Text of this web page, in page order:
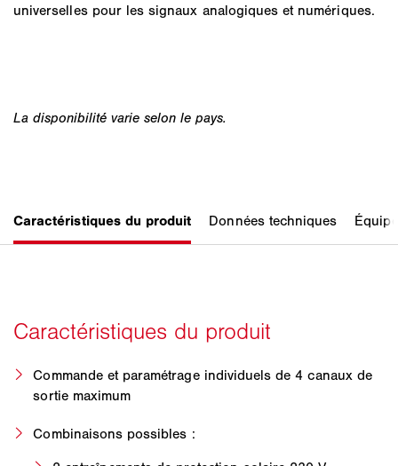
universelles pour les signaux analogiques et numériques.
Commande et paramétrage individuels de 4 canaux de
sortie maximum
Combinaisons possibles :